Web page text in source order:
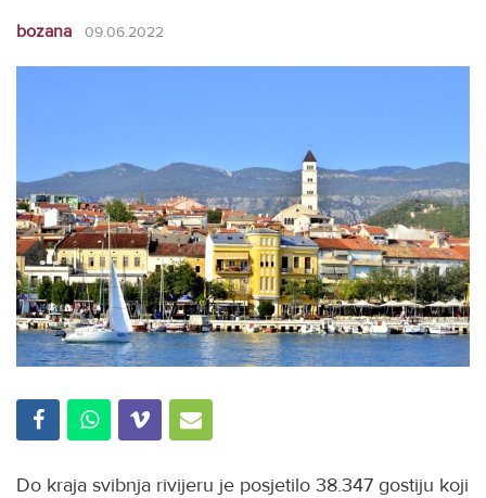
bozana 09.06.2022
Do kraja svibnja rivijeru je posjetilo 38.347 gostiju koji